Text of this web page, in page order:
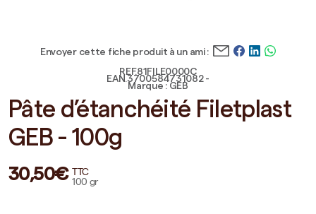
Marque : GEB
EAN.3700584731082 -
REF.81FILE0000C
Envoyer cette fiche produit à un ami :
Pâte d’étanchéité Filetplast
GEB - 100g
30,50€ TTC
100 gr